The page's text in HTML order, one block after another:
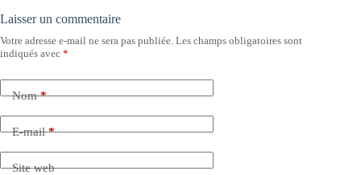
Laisser un commentaire
Votre adresse e-mail ne sera pas publiée. Les champs obligatoires sont
indiqués avec *
Nom*
E-mail*
Site web